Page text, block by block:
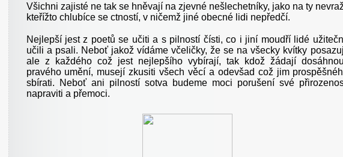
Všichni zajisté ne tak se hněvají na zjevné nešlechetníky, jako na ty
kteřížto chlubíce se ctností, v ničemž jiné obecné lidi nepředčí.
Nejlepší jest z poetů se učiti a s pilností čísti, co i jiní moudří lidé
učili a psali. Neboť jakož vídáme včeličky, že se na všecky kvítky
ale z každého což jest nejlepšího vybírají, tak kdož žádají
pravého umění, musejí zkusiti všech věcí a odevšad což jim
sbírati. Neboť ani pilností sotva budeme moci porušení své
napraviti a přemoci.